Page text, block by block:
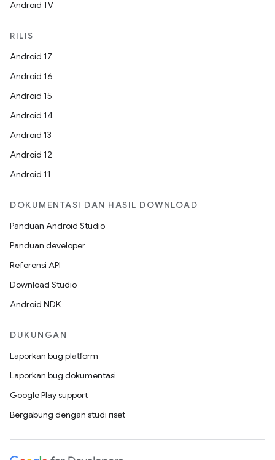
Android TV
RILIS
Android 17
Android 16
Android 15
Android 14
Android 13
Android 12
Android 11
DOKUMENTASI DAN HASIL DOWNLOAD
Panduan Android Studio
Panduan developer
Referensi API
Download Studio
Android NDK
DUKUNGAN
Laporkan bug platform
Laporkan bug dokumentasi
Google Play support
Bergabung dengan studi riset